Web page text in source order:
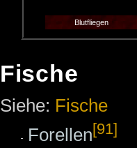
Blutfliegen
Fische
Siehe: Fische
Forellen[91]